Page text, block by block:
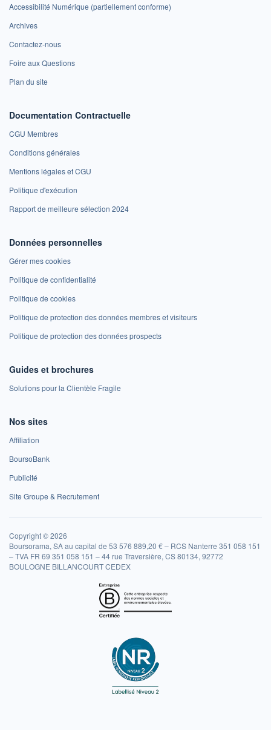
Accessibilité Numérique (partiellement conforme)
Archives
Contactez-nous
Foire aux Questions
Plan du site
Documentation Contractuelle
CGU Membres
Conditions générales
Mentions légales et CGU
Politique d'exécution
Rapport de meilleure sélection 2024
Données personnelles
Gérer mes cookies
Politique de confidentialité
Politique de cookies
Politique de protection des données membres et visiteurs
Politique de protection des données prospects
Guides et brochures
Solutions pour la Clientèle Fragile
Nos sites
Affiliation
BoursoBank
Publicité
Site Groupe & Recrutement
Copyright © 2026
Boursorama, SA au capital de 53 576 889,20 € – RCS Nanterre 351 058 151
– TVA FR 69 351 058 151 – 44 rue Traversière, CS 80134, 92772
BOULOGNE BILLANCOURT CEDEX